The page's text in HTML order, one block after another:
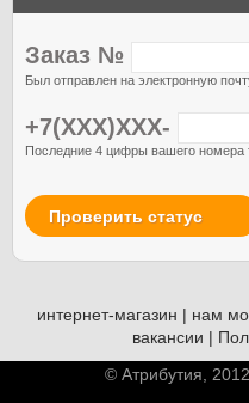
Заказ №
Был отправлен на электронную
+7(XXX)XXX-
Последние 4 цифры вашего номера
Проверить статус
интернет-магазин | нам
вакансии |
© Атрибутия,